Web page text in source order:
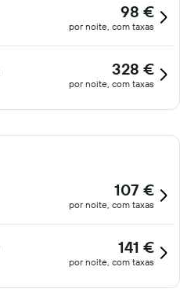
98 €
por noite, com taxas
328 €
por noite, com taxas
107 €
por noite, com taxas
141 €
por noite, com taxas